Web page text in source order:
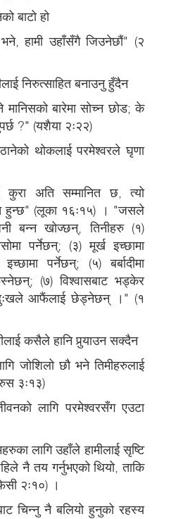
बाटो हो
भने, हामी उहाँसँगै जिउनेछौं" (२
निरुत्साहित बनाउनु हुँदैन
मानिसको बारेमा सोच्न छोड; के
?" (यशैया २ः२२)
थोकलाई परमेश्वरले घृणा
कुरा अति सम्मानित छ, त्यो
हुन्छ" (लूका १६ः१५) । "जसले
बन्न खोज्छन्, तिनीहरु (१)
पर्नेछन्; (३) मूर्ख इच्छामा
पर्नेछन्; (५) बर्बादीमा
(७) विश्वासबाट भड्केर
आफैंलाई छेड्नेछन् ।" (१
कसैले हानि पुर्‍याउन सक्दैन
जोशिलो छौ भने तिमीहरुलाई
३ः१३)
लागि परमेश्वरसँग एउटा
लागि उहाँले हामीलाई सृष्टि
नै तय गर्नुभएको थियो, ताकि
२ः१०) ।
चिन्नु नै बलियो हुनुको रहस्य